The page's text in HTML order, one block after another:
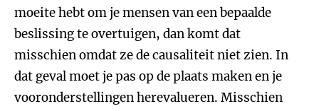
moeite hebt om je mensen van een bepaalde
beslissing te overtuigen, dan komt dat
misschien omdat ze de causaliteit niet zien. In
dat geval moet je pas op de plaats maken en je
vooronderstellingen herevalueren. Misschien